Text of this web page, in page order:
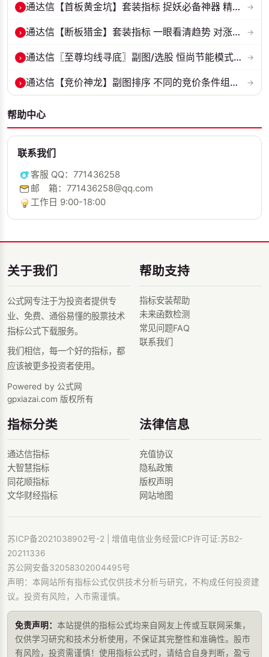
› 通达信【首板黄金坑】套装指标 捉妖必备神器 精准捕捉强势股的起爆点 源... →
› 通达信【断板猎金】套装指标 一眼看清趋势 对涨停板以后趋势进行研判 源... →
› 通达信〖至尊均线寻底〗副图/选股 恒尚节能模式量化 捕捉短线抄底标的 →
› 通达信【竞价神龙】副图排序 不同的竞价条件组合共振 不支持回测 源码 ... →
帮助中心
联系我们
客服 QQ：771436258
邮 箱：771436258@qq.com
工作日 9:00-18:00
关于我们
公式网专注于为投资者提供专
业、免费、通俗易懂的股票技术
指标公式下载服务。
我们相信，每一个好的指标，都
应该被更多投资者使用。
Powered by 公式网
gpxiazai.com 版权所有
帮助支持
指标安装帮助
未来函数检测
常见问题FAQ
联系我们
指标分类
通达信指标
大智慧指标
同花顺指标
文华财经指标
法律信息
充值协议
隐私政策
版权声明
网站地图
苏ICP备2021038902号-2 | 增值电信业务经营ICP许可证:苏B2-
20211336
苏公网安备32058302004495号
声明：本网站所有指标公式仅供技术分析与研究，不构成任何投资建
议。投资有风险，入市需谨慎。
免责声明： 本站提供的指标公式均来自网友上传或互联网采集，
仅供学习研究和技术分析使用，不保证其完整性和准确性。股市
有风险，投资需谨慎！使用指标公式时，请结合自身判断，盈亏